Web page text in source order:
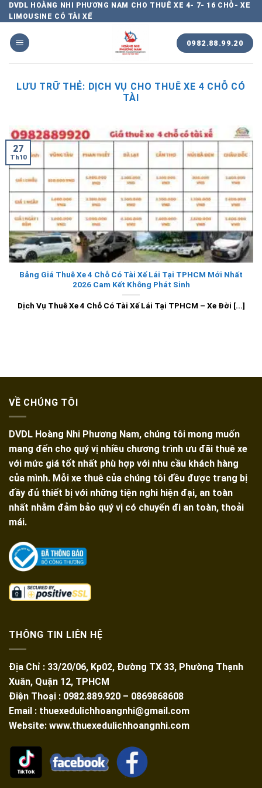
Chuyển
đến
nội
dung
DVDL HOÀNG NHI PHƯƠNG NAM CHO THUÊ XE 4- 7- 16 CHỖ- XE
LIMOUSINE CÓ TÀI XẾ
0982.88.99.20
LƯU TRỮ THẺ: DỊCH VỤ CHO THUÊ XE 4 CHỖ CÓ
TÀI
Bảng Giá Thuê Xe 4 Chỗ Có Tài Xế Lái Tại TPHCM Mới Nhất
2026 Cam Kết Không Phát Sinh
Dịch Vụ Thuê Xe 4 Chỗ Có Tài Xế Lái Tại TPHCM – Xe Đời [...]
27
Th10
VỀ CHÚNG TÔI
DVDL Hoàng Nhi Phương Nam, chúng tôi mong muốn
mang đến cho quý vị nhiều chương trình ưu đãi thuê xe
với mức giá tốt nhất phù hợp với nhu cầu khách hàng
của mình. Mỗi xe thuê của chúng tôi đều được trang bị
đầy đủ thiết bị với những tiện nghi hiện đại, an toàn
nhất nhằm đảm bảo quý vị có chuyến đi an toàn, thoải
mái.
THÔNG TIN LIÊN HỆ
Địa Chỉ : 33/20/06, Kp02, Đường TX 33, Phường Thạnh
Xuân, Quận 12, TPHCM
Điện Thoại : 0982.889.920 – 0869868608
Email : thuexedulichhoangnhi@gmail.com
Website: www.thuexedulichhoangnhi.com